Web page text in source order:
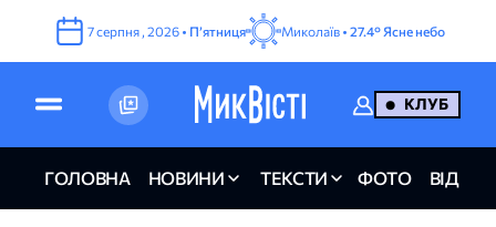
7серпня , 2026 • Пʼятниця Миколаїв • 27.4° Ясне небо
КЛУБ
ГОЛОВНА НОВИНИ ТЕКСТИ ФОТО ВІДЕО